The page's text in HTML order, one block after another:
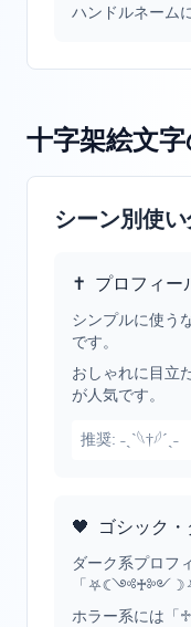
ハンドルネーム
十字架絵文字
シーン別使
✝️ プロフィー
シンプルに使う
です。
おしゃれに目立
が人気です。
推奨: ˗ˏˋ𓆩†𓆪ˊˎ˗
🖤 ゴシック
ダーク系プロ
「⛧☾༺♰༻☽⛧
ホラー系には